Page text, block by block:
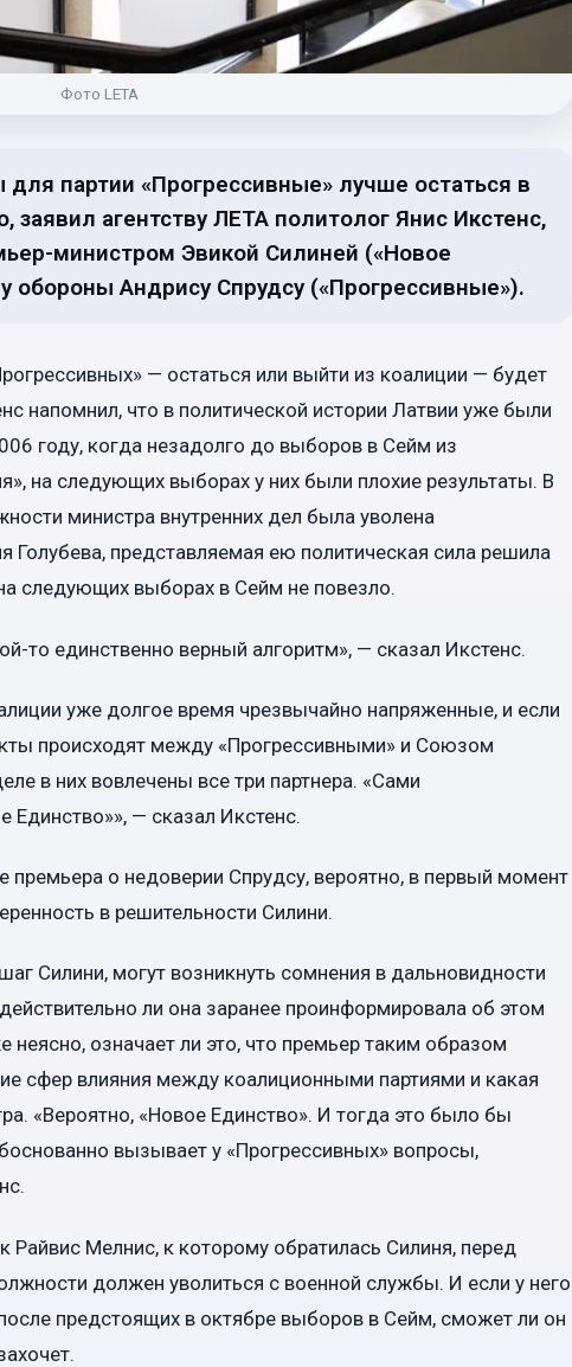
Фото LETA
партии «Прогрессивные» лучше остаться в
заявил агентству ЛЕТА политолог Янис Икстенс,
министром Эвикой Силиней («Новое
обороны Андрису Спрудсу («Прогрессивные»).
— остаться или выйти из коалиции — будет
напомнил, что в политической истории Латвии уже были
году, когда незадолго до выборов в Сейм из
на следующих выборах у них были плохие результаты. В
министра внутренних дел была уволена
Голубева, представляемая ею политическая сила решила
следующих выборах в Сейм не повезло.
то единственно верный алгоритм», — сказал Икстенс.
уже долгое время чрезвычайно напряженные, и если
происходят между «Прогрессивными» и Союзом
в них вовлечены все три партнера. «Сами
Единство»», — сказал Икстенс.
премьера о недоверии Спрудсу, вероятно, в первый момент
в решительности Силини.
Силини, могут возникнуть сомнения в дальновидности
ли она заранее проинформировала об этом
неясно, означает ли это, что премьер таким образом
сфер влияния между коалиционными партиями и какая
«Вероятно, «Новое Единство». И тогда это было бы
вызывает у «Прогрессивных» вопросы,
Райвис Мелнис, к которому обратилась Силиня, перед
должен уволиться с военной службы. И если у него
предстоящих в октябре выборов в Сейм, сможет ли он